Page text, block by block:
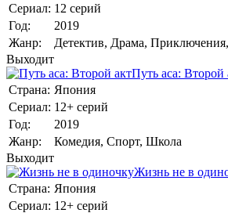
Сериал: 12 серий
Год:
2019
Жанр:
Детектив, Драма,
Выходит
Путь аса: Второй
Страна: Япония
Сериал: 12+ серий
Год:
2019
Жанр:
Комедия, Спорт, Школа
Выходит
Жизнь не в
Страна: Япония
Сериал: 12+ серий